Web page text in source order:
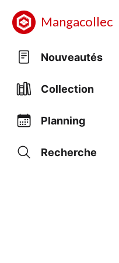
Mangacollec
Nouveautés
Collection
Planning
Recherche